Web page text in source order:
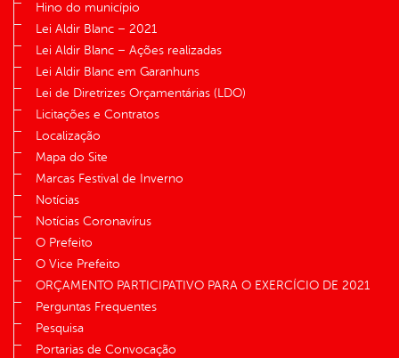
Hino do município
Lei Aldir Blanc – 2021
Lei Aldir Blanc – Ações realizadas
Lei Aldir Blanc em Garanhuns
Lei de Diretrizes Orçamentárias (LDO)
Licitações e Contratos
Localização
Mapa do Site
Marcas Festival de Inverno
Notícias
Notícias Coronavírus
O Prefeito
O Vice Prefeito
ORÇAMENTO PARTICIPATIVO PARA O EXERCÍCIO DE 2021
Perguntas Frequentes
Pesquisa
Portarias de Convocação